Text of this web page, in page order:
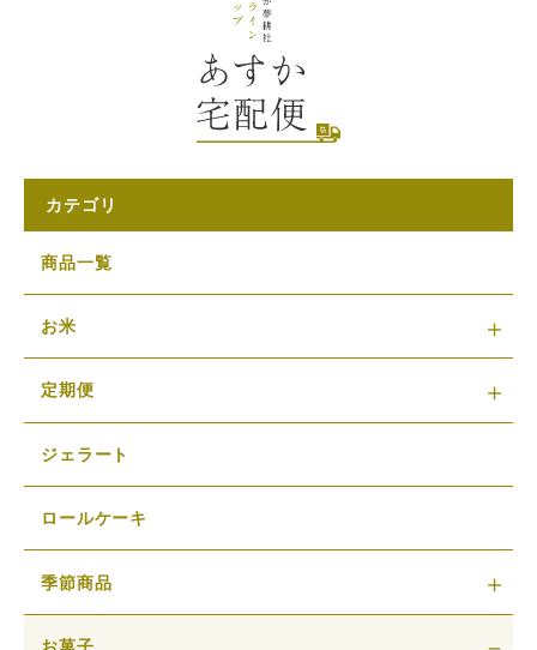
カテゴリ
商品一覧
お米
定期便
ジェラート
ロールケーキ
季節商品